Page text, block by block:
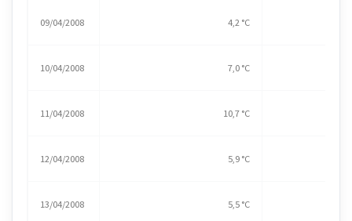
09/04/2008 4,2 °C
10/04/2008 7,0 °C
11/04/2008 10,7 °C
12/04/2008 5,9 °C
13/04/2008 5,5 °C